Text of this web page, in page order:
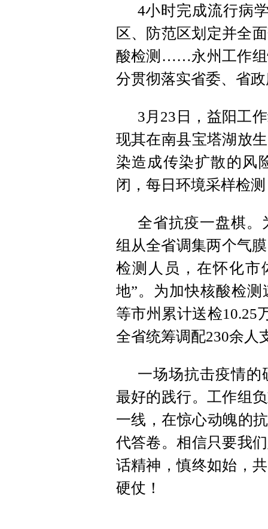
4小时完成流行病
区、防范区划定并全
酸检测……永州工作组
分贯彻落实省委、省
3月23日，益阳工
现其在南县宝塔湖放
染造成传染扩散的风
闭，每日环境采样检
全省抗疫一盘棋。
组从全省调集两个气
检测人员，在怀化市
地”。为加快核酸检
等市州累计送检10.25
全省统筹调配230余人
一场场抗击疫情
最好的践行。工作组
一线，在惊心动魄的
代答卷。相信只要我
话精神，慎终如始，
硬仗！